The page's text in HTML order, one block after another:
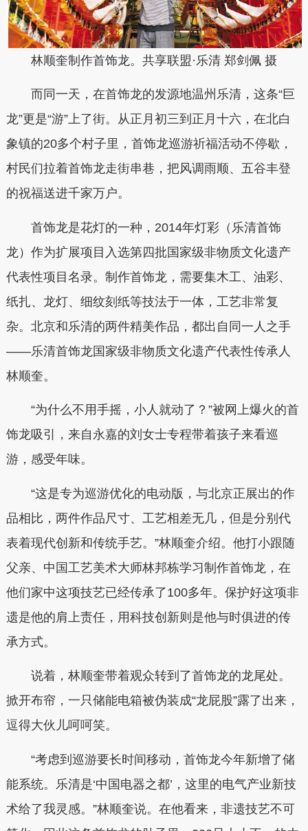
林顺奎制作首饰龙。共享联盟·乐清 郑剑佩 摄
而同一天，在首饰龙的发源地温州乐清，这条“巨
龙”更是“游”上了街。从正月初三到正月十六，在北白
象镇的20多个村子里，首饰龙巡游祈福活动不停歇，
村民们拉着首饰龙走街串巷，把风调雨顺、五谷丰登
的祝福送进千家万户。
首饰龙是花灯的一种，2014年灯彩（乐清首饰
龙）作为扩展项目入选第四批国家级非物质文化遗产
代表性项目名录。制作首饰龙，需要集木工、油彩、
纸扎、龙灯、细纹刻纸等技法于一体，工艺非常复
杂。北京和乐清的两件精美作品，都出自同一人之手
——乐清首饰龙国家级非物质文化遗产代表性传承人
林顺奎。
“为什么不用手摇，小人就动了？”被网上爆火的首
饰龙吸引，来自永嘉的刘女士专程带着孩子来看巡
游，感受年味。
“这是专为巡游优化的电动版，与北京正展出的作
品相比，两件作品尺寸、工艺相差无几，但是分别代
表着现代创新和传统手艺。”林顺奎介绍。他打小跟随
父亲、中国工艺美术大师林邦栋学习制作首饰龙，在
他们家中这项技艺已经传承了100多年。保护好这项非
遗是他的肩上责任，用科技创新则是他与时俱进的传
承方式。
说着，林顺奎带着观众转到了首饰龙的龙尾处。
掀开布帘，一只储能电箱被伪装成“龙屁股”露了出来，
逗得大伙儿呵呵笑。
“考虑到巡游要长时间移动，首饰龙今年新增了储
能系统。乐清是‘中国电器之都’，这里的电气产业新技
术给了我灵感。”林顺奎说。在他看来，非遗技艺不可